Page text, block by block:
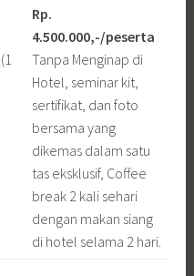
(1
Rp.
4.500.000,-/peserta
Tanpa Menginap di
Hotel, seminar kit,
sertifikat, dan foto
bersama yang
dikemas dalam satu
tas eksklusif, Coffee
break 2 kali sehari
dengan makan siang
di hotel selama 2 hari.